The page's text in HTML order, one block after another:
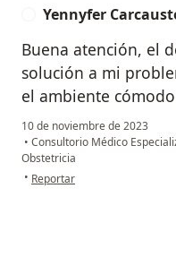
Yennyfer
Buena atención, el
solución a mi
el ambiente
10 de noviembre de 2023
• Consultorio Médico
Obstetricia
• en opinión del usuario
Reportar